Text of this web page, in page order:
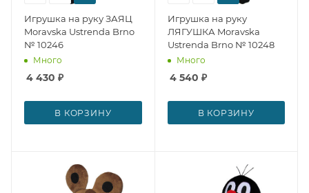
Игрушка на руку ЗАЯЦ
Moravska Ustrenda Brno
№ 10246
Много
4 430 ₽
В КОРЗИНУ
Игрушка на руку
ЛЯГУШКА Moravska
Ustrenda Brno № 10248
Много
4 540 ₽
В КОРЗИНУ